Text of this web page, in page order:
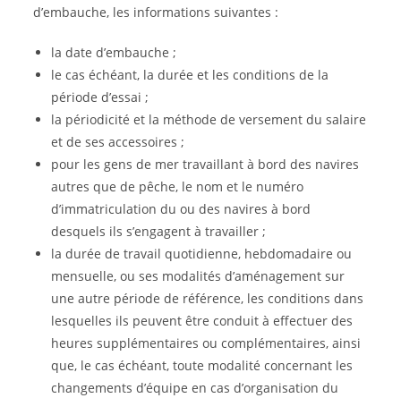
d’embauche, les informations suivantes :
la date d’embauche ;
le cas échéant, la durée et les conditions de la
période d’essai ;
la périodicité et la méthode de versement du salaire
et de ses accessoires ;
pour les gens de mer travaillant à bord des navires
autres que de pêche, le nom et le numéro
d’immatriculation du ou des navires à bord
desquels ils s’engagent à travailler ;
la durée de travail quotidienne, hebdomadaire ou
mensuelle, ou ses modalités d’aménagement sur
une autre période de référence, les conditions dans
lesquelles ils peuvent être conduit à effectuer des
heures supplémentaires ou complémentaires, ainsi
que, le cas échéant, toute modalité concernant les
changements d’équipe en cas d’organisation du